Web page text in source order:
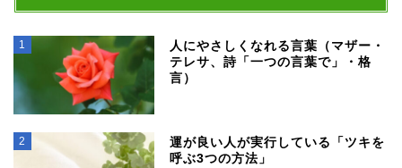
1
人にやさしくなれる言葉（マザー・
テレサ、詩「一つの言葉で」・格
言）
2
運が良い人が実行している「ツキを
呼ぶ3つの方法」